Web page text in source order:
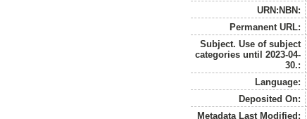
URN:NBN:
Permanent URL:
Subject. Use of subject
categories until 2023-04-
30.:
Language:
Deposited On:
Metadata Last Modified: